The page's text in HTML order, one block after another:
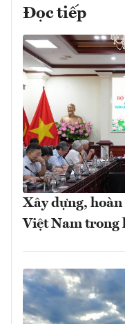
Đọc tiếp
Xây dựng,
Việt Nam trong